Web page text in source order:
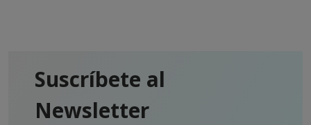
Suscríbete al
Newsletter